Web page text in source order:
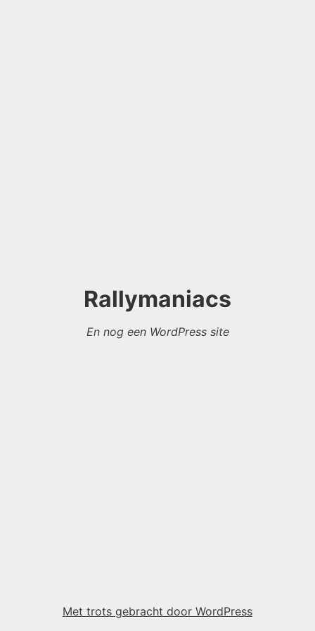
Rallymaniacs
En nog een WordPress site
Met trots gebracht door WordPress